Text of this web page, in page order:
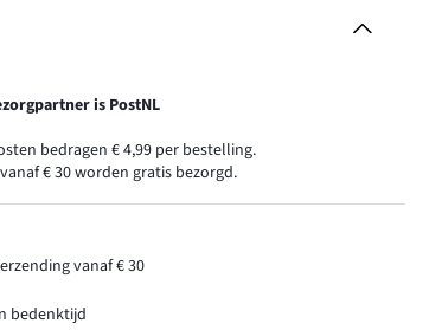
is PostNL
bedragen € 4,99 per bestelling.
€ 30 worden gratis bezorgd.
vanaf € 30
bedenktijd